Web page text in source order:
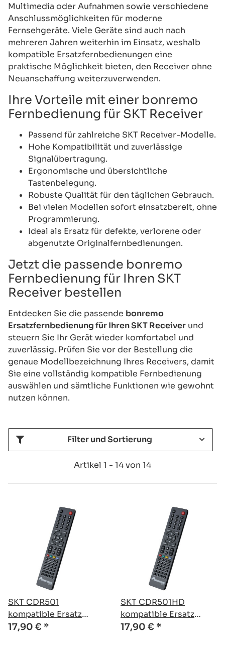
Multimedia oder Aufnahmen sowie verschiedene
Anschlussmöglichkeiten für moderne
Fernsehgeräte. Viele Geräte sind auch nach
mehreren Jahren weiterhin im Einsatz, weshalb
kompatible Ersatzfernbedienungen eine
praktische Möglichkeit bieten, den Receiver ohne
Neuanschaffung weiterzuverwenden.
Ihre Vorteile mit einer bonremo
Fernbedienung für SKT Receiver
Passend für zahlreiche SKT Receiver-Modelle.
Hohe Kompatibilität und zuverlässige
Signalübertragung.
Ergonomische und übersichtliche
Tastenbelegung.
Robuste Qualität für den täglichen Gebrauch.
Bei vielen Modellen sofort einsatzbereit, ohne
Programmierung.
Ideal als Ersatz für defekte, verlorene oder
abgenutzte Originalfernbedienungen.
Jetzt die passende bonremo
Fernbedienung für Ihren SKT
Receiver bestellen
Entdecken Sie die passende bonremo
Ersatzfernbedienung für Ihren SKT Receiver und
steuern Sie Ihr Gerät wieder komfortabel und
zuverlässig. Prüfen Sie vor der Bestellung die
genaue Modellbezeichnung Ihres Receivers, damit
Sie eine vollständig kompatible Fernbedienung
auswählen und sämtliche Funktionen wie gewohnt
nutzen können.
Filter und Sortierung
Artikel 1 - 14 von 14
SKT CDR501
kompatible Ersatz
Fernbedienung
17,90 € *
SKT CDR501HD
kompatible Ersatz
Fernbedienung
17,90 € *